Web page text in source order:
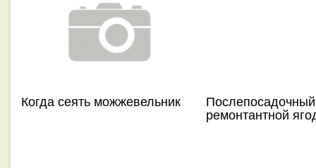
Когда сеять можжевельник
ремонтантной